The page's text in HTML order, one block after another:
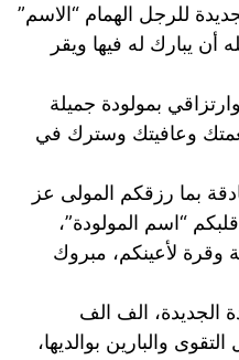
للرجل الهمام “الاسم”
أن يبارك له فيها ويقر
بمولودة جميلة
وعافيتك وسترك في
بما رزقكم المولى عز
“اسم المولودة”،
وقرة لأعينكم، مبروك
الجديدة، الف الف
والبارين بوالديها،